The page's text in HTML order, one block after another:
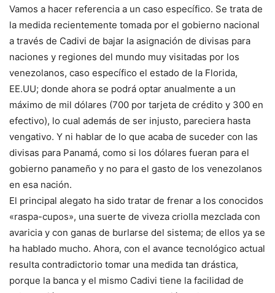
Vamos a hacer referencia a un caso específico. Se trata de
la medida recientemente tomada por el gobierno nacional
a través de Cadivi de bajar la asignación de divisas para
naciones y regiones del mundo muy visitadas por los
venezolanos, caso específico el estado de la Florida,
EE.UU; donde ahora se podrá optar anualmente a un
máximo de mil dólares (700 por tarjeta de crédito y 300 en
efectivo), lo cual además de ser injusto, pareciera hasta
vengativo. Y ni hablar de lo que acaba de suceder con las
divisas para Panamá, como si los dólares fueran para el
gobierno panameño y no para el gasto de los venezolanos
en esa nación.
El principal alegato ha sido tratar de frenar a los conocidos
«raspa-cupos», una suerte de viveza criolla mezclada con
avaricia y con ganas de burlarse del sistema; de ellos ya se
ha hablado mucho. Ahora, con el avance tecnológico actual
resulta contradictorio tomar una medida tan drástica,
porque la banca y el mismo Cadivi tiene la facilidad de